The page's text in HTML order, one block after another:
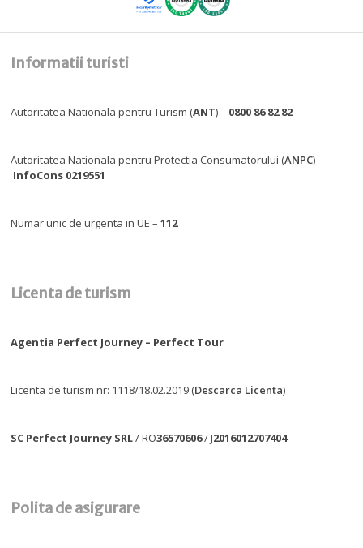
Informatii turisti
Autoritatea Nationala pentru Turism (ANT) – 0800 86 82 82
Autoritatea Nationala pentru Protectia Consumatorului (ANPC) –
InfoCons 0219551
Numar unic de urgenta in UE –112
Licenta de turism
Agentia Perfect Journey – Perfect Tour
Licenta de turism nr: 1118/18.02.2019 (Descarca Licenta)
SC Perfect Journey SRL/ RO36570606/ J2016012707404
Polita de asigurare